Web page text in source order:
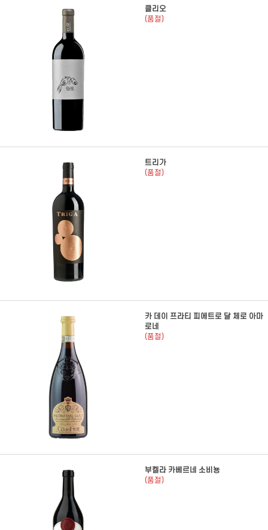
클리오
(품절)
트리가
(품절)
카 데이 프라티 피에트로 달 체로 아마
로네
(품절)
부켈라 카베르네 소비뇽
(품절)